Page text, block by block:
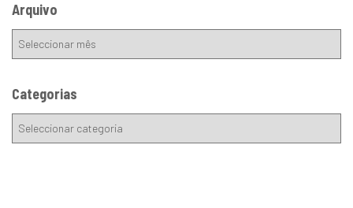
Arquivo
Categorias